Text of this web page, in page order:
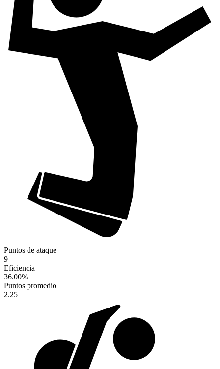
Puntos de ataque
9
Eficiencia
36.00%
Puntos promedio
2.25